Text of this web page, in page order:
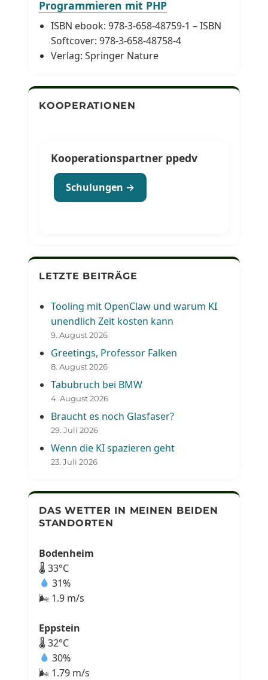
Programmieren mit PHP
ISBN ebook: 978-3-658-48759-1 – ISBN
Softcover: 978-3-658-48758-4
Verlag: Springer Nature
KOOPERATIONEN
Kooperationspartner ppedv
Schulungen →
LETZTE BEITRÄGE
Tooling mit OpenClaw und warum KI
unendlich Zeit kosten kann
9. August 2026
Greetings, Professor Falken
8. August 2026
Tabubruch bei BMW
4. August 2026
Braucht es noch Glasfaser?
29. Juli 2026
Wenn die KI spazieren geht
23. Juli 2026
DAS WETTER IN MEINEN BEIDEN
STANDORTEN
Bodenheim
🌡 33°C
31%
🌬 1.9 m/s
Eppstein
🌡 32°C
30%
🌬 1.79 m/s